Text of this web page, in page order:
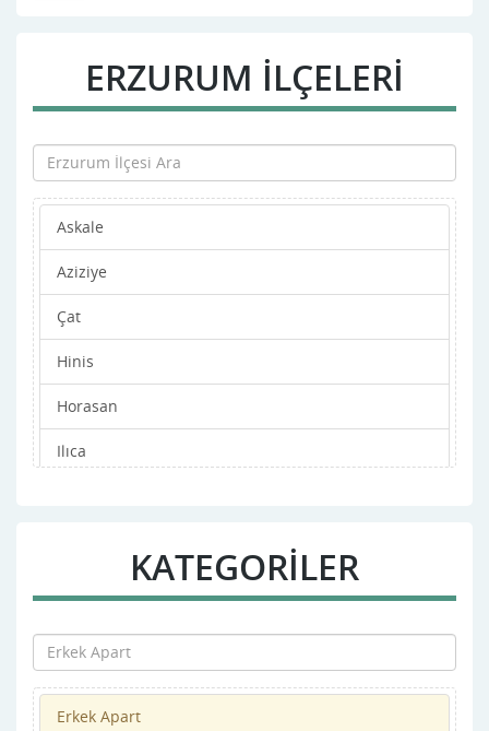
ERZURUM İLÇELERİ
Askale
Aziziye
Çat
Hinis
Horasan
Ilıca
Köprüköy
Merkez
Narman
KATEGORİLER
Erkek Apart